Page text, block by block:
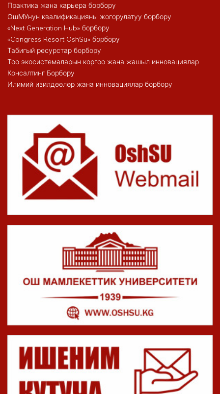
Практика жана карьера борбору
ОшМУнун квалификацияны жогорулатуу борбору
«Next Generation Hub» борбору
«Congress Resort OshSu» борбору
Табигый ресурстар борбору
Тоо экосистемаларын коргоо жана жашыл инновациялар
Консалтинг Борбору
Илимий изилдөөлөр жана инновациялар борбору